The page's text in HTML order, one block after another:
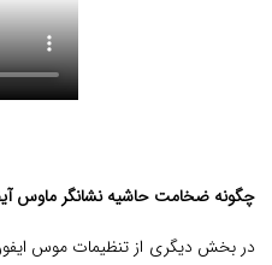
چگونه ضخامت حاشیه نشانگر ماوس